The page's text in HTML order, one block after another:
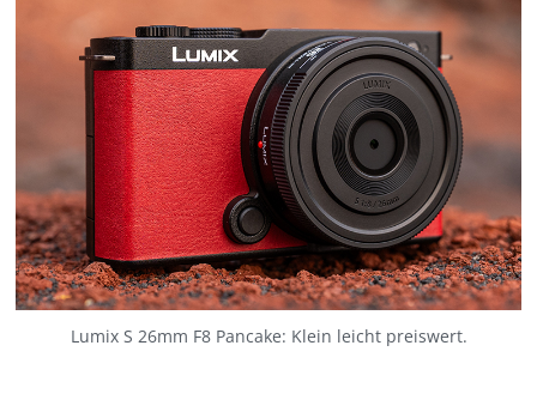
Lumix S 26mm F8 Pancake: Klein leicht preiswert.